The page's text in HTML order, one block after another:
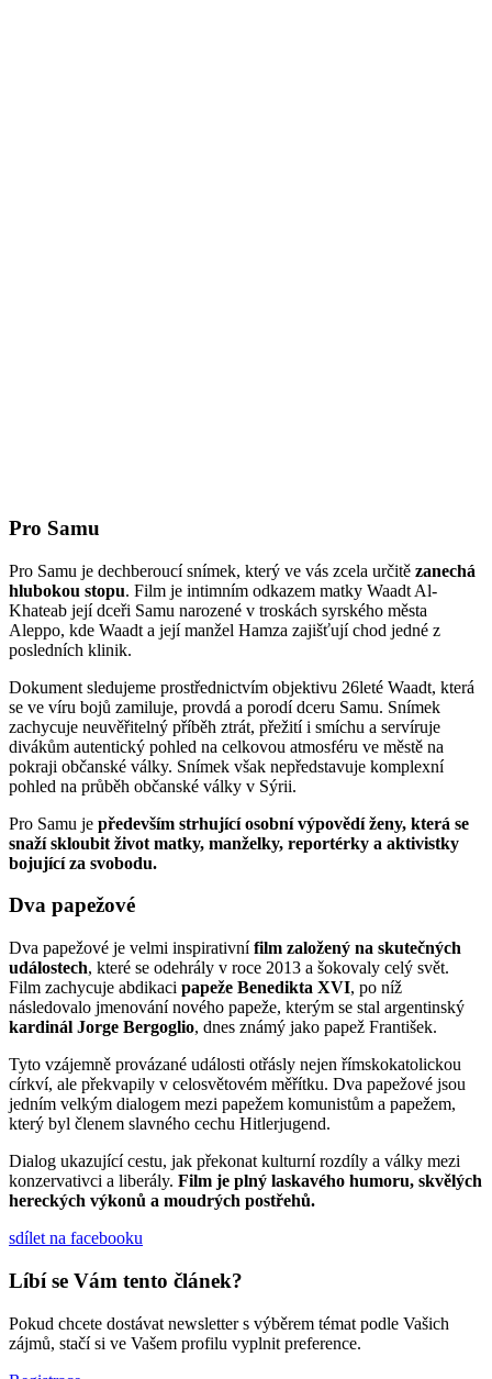
Pro Samu
Pro Samu je dechberoucí snímek, který ve vás zcela určitě zanechá
hlubokou stopu. Film je intimním odkazem matky Waadt Al-
Khateab její dceři Samu narozené v troskách syrského města
Aleppo, kde Waadt a její manžel Hamza zajišťují chod jedné z
posledních klinik.
Dokument sledujeme prostřednictvím objektivu 26leté Waadt, která
se ve víru bojů zamiluje, provdá a porodí dceru Samu. Snímek
zachycuje neuvěřitelný příběh ztrát, přežití i smíchu a servíruje
divákům autentický pohled na celkovou atmosféru ve městě na
pokraji občanské války. Snímek však nepředstavuje komplexní
pohled na průběh občanské války v Sýrii.
Pro Samu je především strhující osobní výpovědí ženy, která se
snaží skloubit život matky, manželky, reportérky a aktivistky
bojující za svobodu.
Dva papežové
Dva papežové je velmi inspirativnífilm založený na skutečných
událostech, které se odehrály v roce 2013 a šokovaly celý svět.
Film zachycuje abdikaci papeže Benedikta XVI, po níž
následovalo jmenování nového papeže, kterým se stal argentinský
kardinál Jorge Bergoglio, dnes známý jako papež František.
Tyto vzájemně provázané události otřásly nejen římskokatolickou
církví, ale překvapily v celosvětovém měřítku. Dva papežové jsou
jedním velkým dialogem mezi papežem komunistům a papežem,
který byl členem slavného cechu Hitlerjugend.
Dialog ukazující cestu, jak překonat kulturní rozdíly a války mezi
konzervativci a liberály. Film je plný laskavého humoru, skvělých
hereckých výkonů a moudrých postřehů.
sdílet na facebooku
Líbí se Vám tento článek?
Pokud chcete dostávat newsletter s výběrem témat podle Vašich
zájmů, stačí si ve Vašem profilu vyplnit preference.